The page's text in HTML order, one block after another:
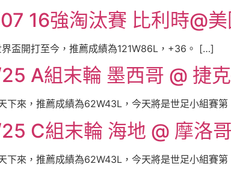
16強淘汰賽 比利時@
盃開打至今，推薦成績為121W86L，+36。 […]
A組末輪 墨西哥 @ 捷
下來，推薦成績為62W43L，今天將是世足小組賽
C組末輪 海地 @ 摩洛
下來，推薦成績為62W43L，今天將是世足小組賽